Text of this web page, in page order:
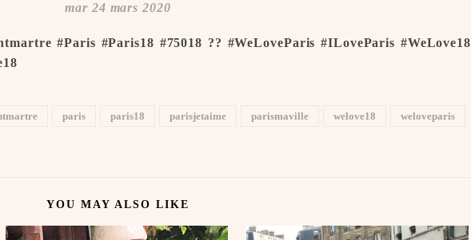
mar 24 mars 2020
#Paris #Paris18 #75018 ?? #WeLoveParis #ILoveParis #WeLove18
paris paris18 parisjetaime parismaville welove18 weloveparis
YOU MAY ALSO LIKE